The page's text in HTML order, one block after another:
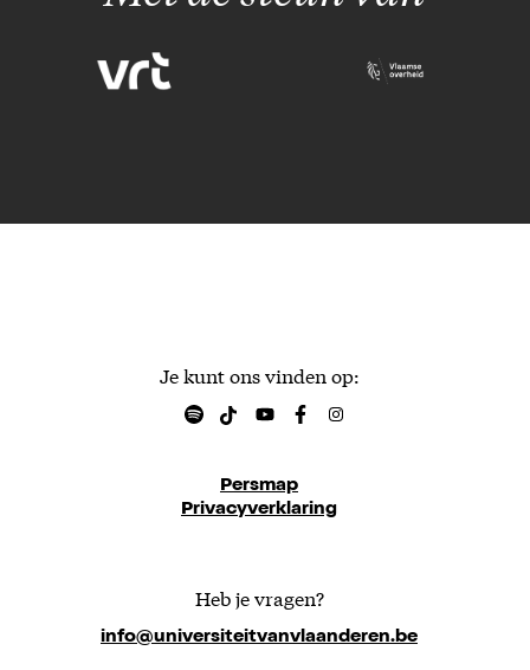
Je kunt ons vinden op:
Persmap
Privacyverklaring
Heb je vragen?
info@universiteitvanvlaanderen.be